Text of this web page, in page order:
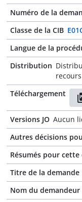
Numéro de la
Classe de la CIB
Langue de la
Distribution
recours
Téléchargement
Versions JO Aucun
Autres décisions
Résumés pour cette
Titre de la demande
Nom du demandeur